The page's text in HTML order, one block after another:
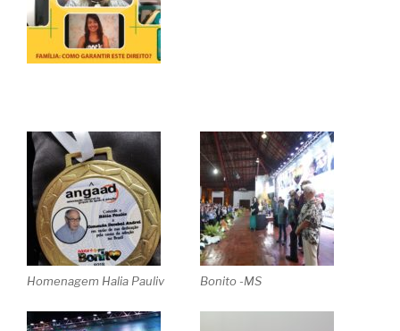
Homenagem Halia Pauliv Bonito -MS